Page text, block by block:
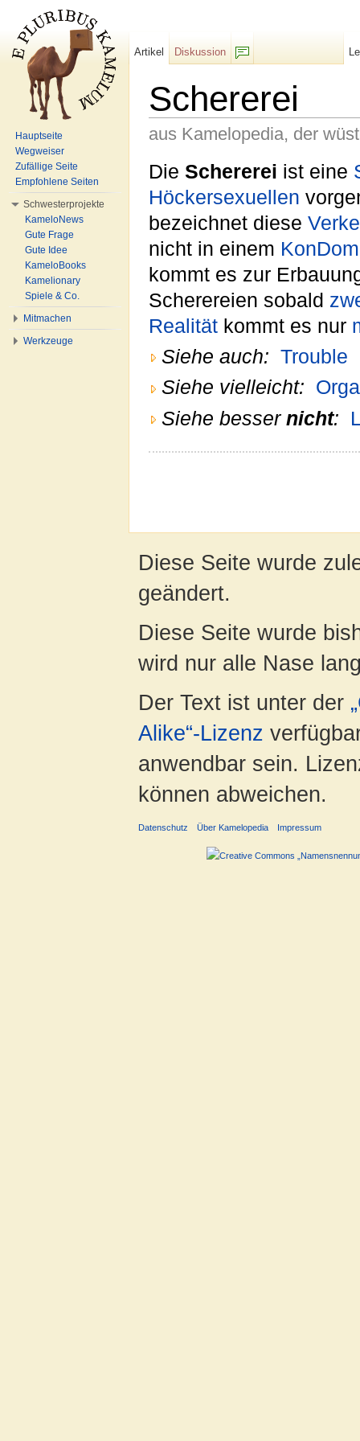
Schererei
aus Kamelopedia, der
Die Schererei ist eine
Höckersexuellen
bezeichnet diese
nicht in einem KonDom
kommt es zur
Scherereien sobald
Realität kommt es nur
Siehe auch: Trouble
Siehe vielleicht:
Siehe besser nicht:
Artikel
Diskussion
Hauptseite
Wegweiser
Zufällige Seite
Empfohlene Seiten
Schwesterprojekte
KameloNews
Gute Frage
Gute Idee
KameloBooks
Kamelionary
Spiele & Co.
Mitmachen
Werkzeuge
Diese Seite wurde
geändert.
Diese Seite wurde
wird nur alle Nase
Der Text ist unter der
Alike“-Lizenz
anwendbar sein.
können abweichen.
Datenschutz Über Kamelopedia Impressum